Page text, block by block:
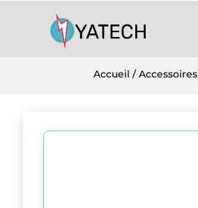
Accueil /Accessoires